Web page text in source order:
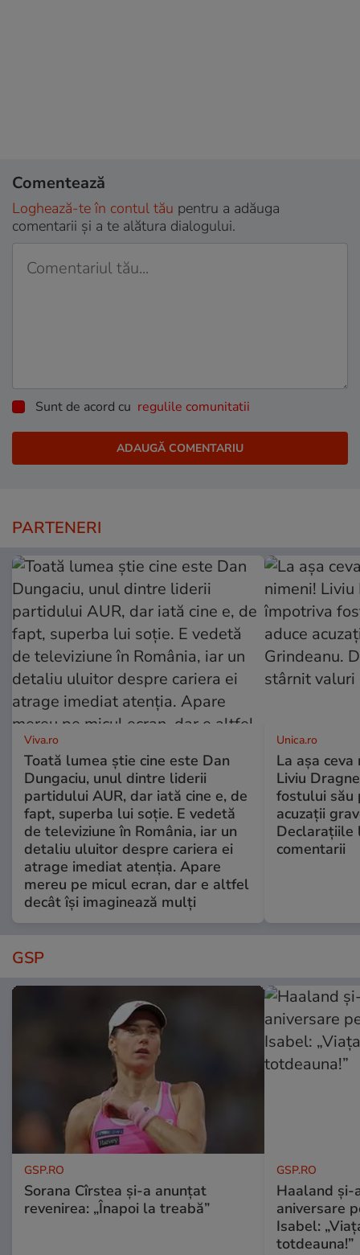
Comentează
Loghează-te în contul tău pentru a adăuga
comentarii și a te alătura dialogului.
Sunt de acord cu regulile comunitatii
PARTENERI
Viva.ro
Toată lumea știe cine este Dan
Dungaciu, unul dintre liderii
partidului AUR, dar iată cine e, de
fapt, superba lui soție. E vedetă
de televiziune în România, iar un
detaliu uluitor despre cariera ei
atrage imediat atenția. Apare
mereu pe micul ecran, dar e altfel
decât își imaginează mulți
Unica.ro
La așa
Liviu
fostului său
acuzații
Declarațiile
comentarii
GSP
GSP.RO
Sorana Cîrstea și-a anunțat
revenirea: „Înapoi la treabă”
GSP.RO
Haaland
aniversare
Isabel:
totdeauna!”